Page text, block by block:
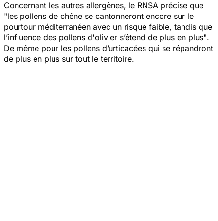
Concernant les autres allergènes, le RNSA précise que
"les pollens de chêne se cantonneront encore sur le
pourtour méditerranéen avec un risque faible, tandis que
l’influence des pollens d'olivier s’étend de plus en plus".
De même pour les pollens d’urticacées qui se répandront
de plus en plus sur tout le territoire.